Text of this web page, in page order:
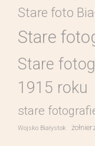
Stare foto
Stare
Stare
1915 roku
stare
Wojsko Białystok